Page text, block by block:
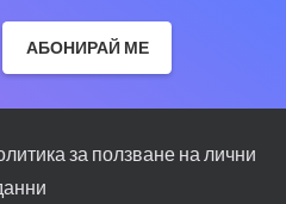
АБОНИРАЙ МЕ
за ползване на лични